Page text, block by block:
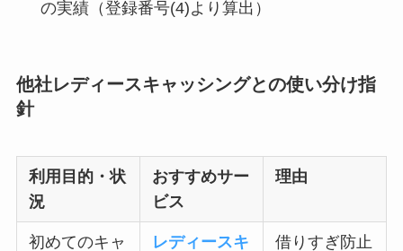
の実績（登録番号(4)より算出）
他社レディースキャッシングとの使い分け指
針
利用目的・状
況
おすすめサー
ビス
理由
初めてのキャ
レディースキ
借りすぎ防止